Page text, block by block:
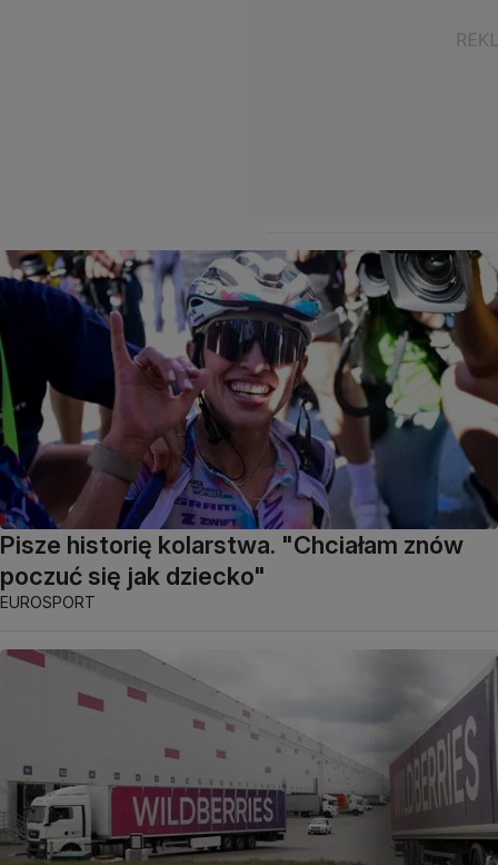
Pisze historię kolarstwa. "Chciałam znów
poczuć się jak dziecko"
EUROSPORT